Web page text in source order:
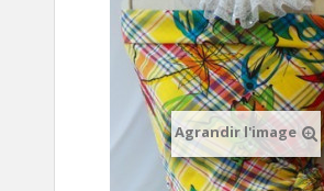
Agrandir l'image